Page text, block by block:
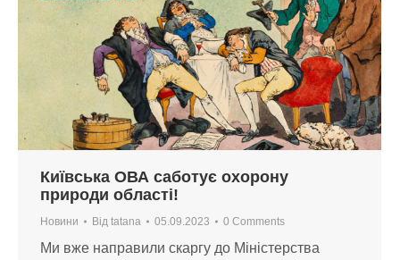
Київська ОВА саботує охорону
природи області!
Новини Від tatana 05.09.2023 0 Comments
Ми вже направили скаргу до Міністерства